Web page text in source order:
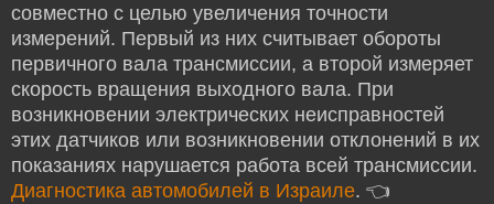
совместно с целью увеличения точности
измерений. Первый из них считывает обороты
первичного вала трансмиссии, а второй измеряет
скорость вращения выходного вала. При
возникновении электрических неисправностей
этих датчиков или возникновении отклонений в их
показаниях нарушается работа всей трансмиссии.
Диагностика автомобилей в Израиле. 👈